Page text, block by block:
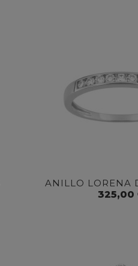
ANILLO LORENA
325,00